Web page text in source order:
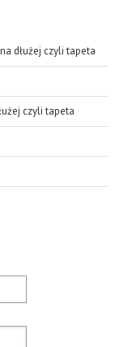
dłużej czyli tapeta
czyli tapeta